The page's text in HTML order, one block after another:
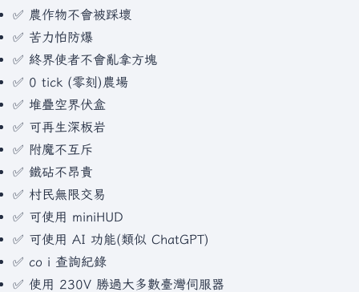
✅ 農作物不會被踩壞
✅ 苦力怕防爆
✅ 終界使者不會亂拿方塊
✅ 0 tick (零刻)農場
✅ 堆疊空界伏盒
✅ 可再生深板岩
✅ 附魔不互斥
✅ 鐵砧不昂貴
✅ 村民無限交易
✅ 可使用 miniHUD
✅ 可使用 AI 功能(類似 ChatGPT)
✅ co i 查詢紀錄
✅ 使用 230V 勝過大多數臺灣伺服器